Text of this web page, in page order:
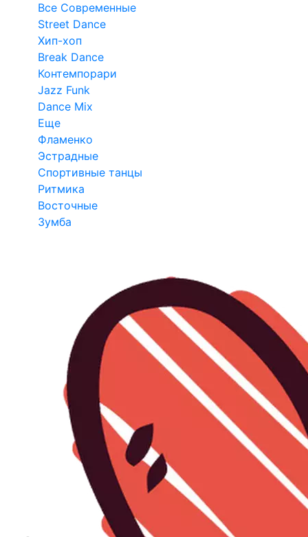
Все Современные
Street Dance
Хип-хоп
Break Dance
Контемпорари
Jazz Funk
Dance Mix
Еще
Фламенко
Эстрадные
Спортивные танцы
Ритмика
Восточные
Зумба